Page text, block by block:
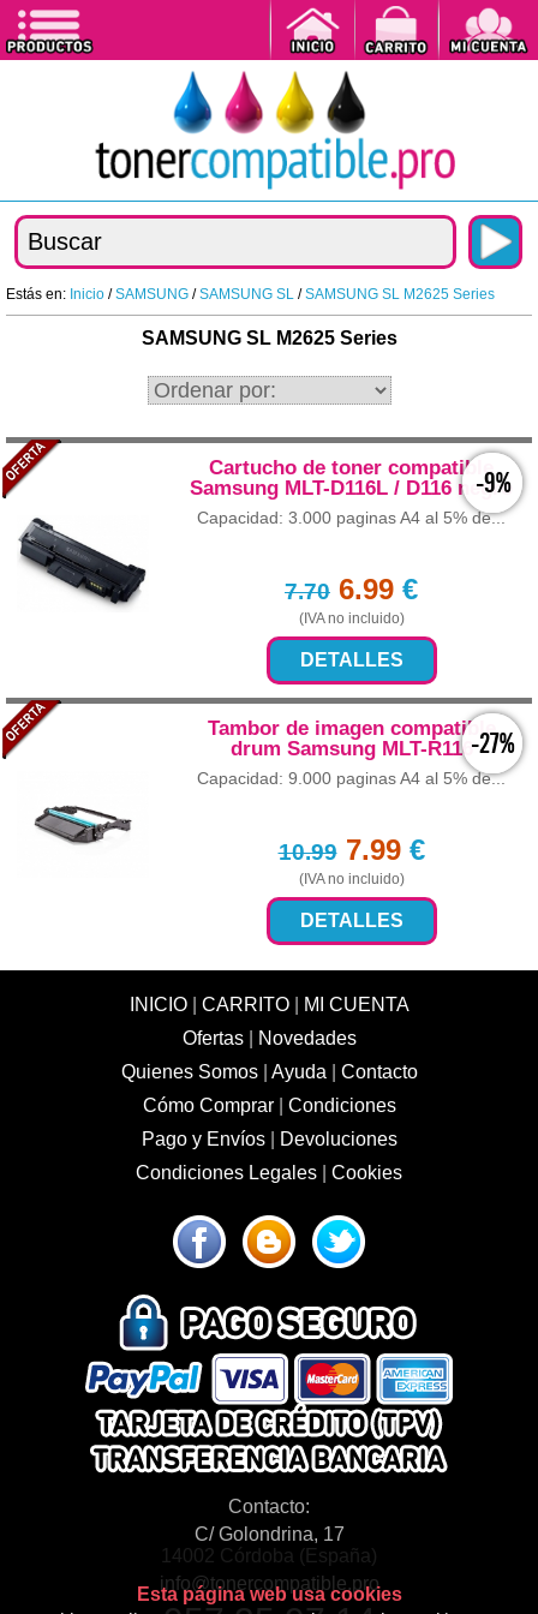
Estás en: Inicio /SAMSUNG /SAMSUNG SL /SAMSUNG SL M2625 Series
SAMSUNG SL M2625 Series
-9%
Cartucho de toner compatible
Samsung MLT-D116L / D116 negro
Capacidad: 3.000 paginas A4 al 5% de...
7.70 6.99 €
(IVA no incluido)
DETALLES
-27%
Tambor de imagen compatible
drum Samsung MLT-R116
Capacidad: 9.000 paginas A4 al 5% de...
10.99 7.99€
(IVA no incluido)
DETALLES
INICIO| CARRITO|
MI CUENTA
Ofertas|
Novedades
Quienes Somos| Ayuda
Contacto
Cómo Comprar| Condiciones
Pago y Envíos|
Devoluciones
Condiciones Legales
Cookies
Contacto:
C/ Golondrina, 17
14002 Córdoba (España)
info@tonercompatible.pro
Esta página web usa cookies